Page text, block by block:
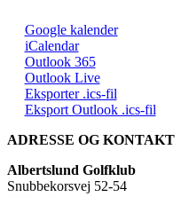
Google kalender
iCalendar
Outlook 365
Outlook Live
Eksporter .ics-fil
Eksport Outlook .ics-fil
ADRESSE OG KONTAKT
Albertslund Golfklub
Snubbekorsvej 52-54